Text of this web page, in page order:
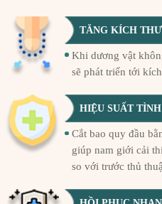
TĂNG KÍCH
Khi dương vật
sẽ phát triển tới
HIỆU SUẤT
Cắt bao quy đầu
giúp nam giới cải
so với trước thủ